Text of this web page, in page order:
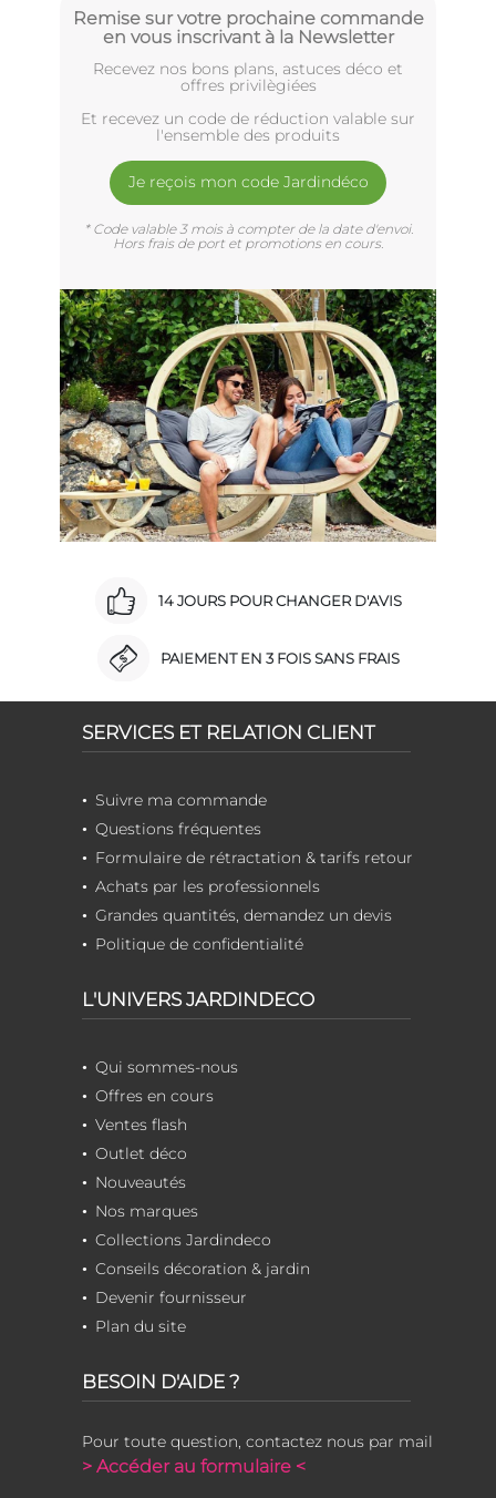
Remise sur votre prochaine commande
en vous inscrivant à la Newsletter
Recevez nos bons plans, astuces déco et
offres privilègiées
Et recevez un code de réduction valable sur
l'ensemble des produits
Je reçois mon code Jardindéco
* Code valable 3 mois à compter de la date d'envoi.
Hors frais de port et promotions en cours.
14 JOURS POUR CHANGER D'AVIS
PAIEMENT EN 3 FOIS SANS FRAIS
SERVICES ET RELATION CLIENT
Suivre ma commande
Questions fréquentes
Formulaire de rétractation & tarifs retour
Achats par les professionnels
Grandes quantités, demandez un devis
Politique de confidentialité
L'UNIVERS JARDINDECO
Qui sommes-nous
Offres en cours
Ventes flash
Outlet déco
Nouveautés
Nos marques
Collections Jardindeco
Conseils décoration & jardin
Devenir fournisseur
Plan du site
BESOIN D'AIDE ?
Pour toute question, contactez nous par mail
> Accéder au formulaire <